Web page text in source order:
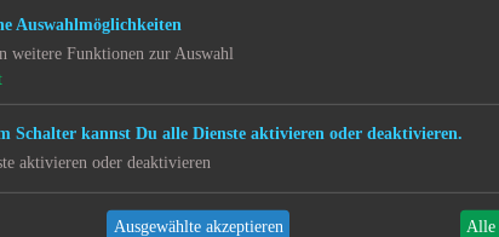
Auswahlmöglichkeiten
weitere Funktionen zur Auswahl
Schalter kannst Du alle Dienste aktivieren oder deaktivieren.
aktivieren oder deaktivieren
Ausgewählte akzeptieren Alle